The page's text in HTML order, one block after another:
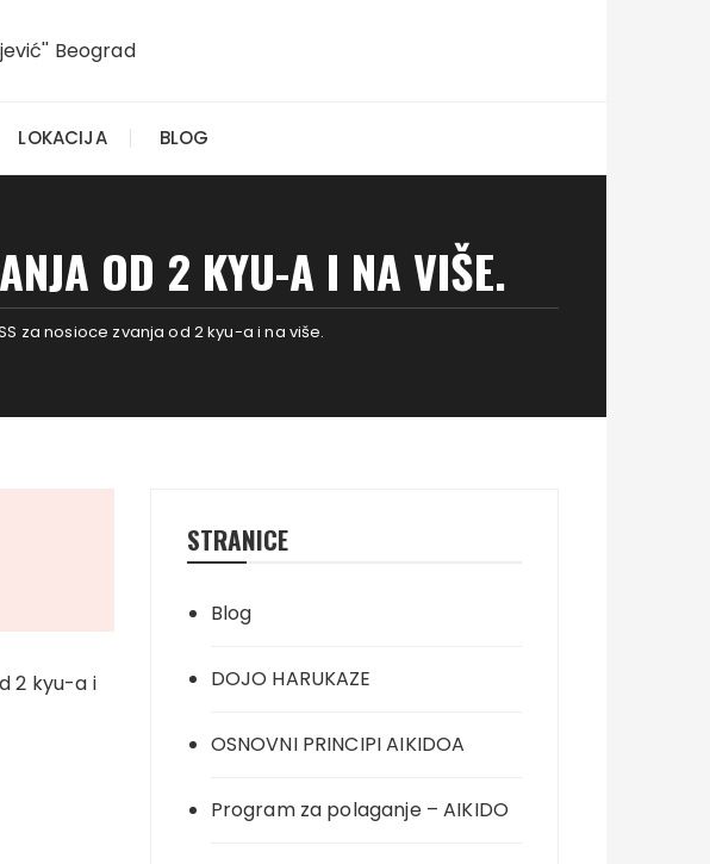
LOKACIJA BLOG
OD 2 KYU-A I NA VIŠE.
za nosioce zvanja od 2 kyu-a i na više.
2 kyu-a i
STRANICE
Blog
DOJO HARUKAZE
OSNOVNI PRINCIPI AIKIDOA
Program za polaganje – AIKIDO